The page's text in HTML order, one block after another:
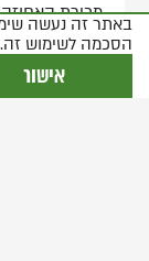
מכירת
מכה" במגפיו
שהוא מקבל
הסכמה לשימוש זה.
אישור